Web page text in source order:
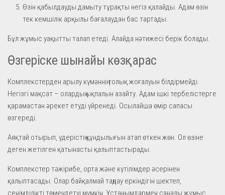
Өзін қабылдауды дамыту тұрақты негіз қалайды. Адам өзін
тек кемшілік арқылы бағалаудан бас тартады.
Бұл жұмыс уақытты талап етеді. Алайда нәтижесі берік болады.
Өзгеріске шынайы көзқарас
Комплекстерден арылу күмәннің толық жоғалуын білдірмейді.
Негізгі мақсат – олардың ықпалын азайту. Адам ішкі тербелістерге
қарамастан әрекет етуді үйренеді. Осылайша өмір сапасы
өзгереді.
Аяқтай отырып, үдерістің құндылығын атап өткен жөн. Ол өзіне
деген жетілген қатынасты қалыптастырады.
Комплекстер тәжірибе, орта және күтілімдер әсерінен
қалыптасады. Олар байқалмай таңдау еркіндігін шектеп,
сенімділікті төмендетуі мүмкін. Ұстанымдармен саналы жұмыс